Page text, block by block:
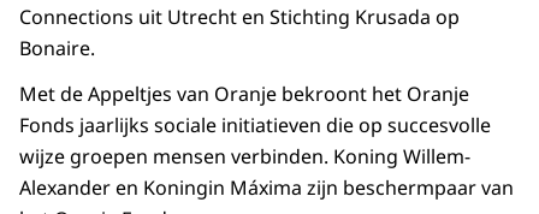
Connections uit Utrecht en Stichting Krusada op
Bonaire.
Met de Appeltjes van Oranje bekroont het Oranje
Fonds jaarlijks sociale initiatieven die op succesvolle
wijze groepen mensen verbinden. Koning Willem-
Alexander en Koningin Máxima zijn beschermpaar van